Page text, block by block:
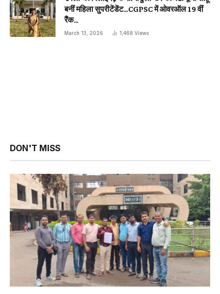
बनीं महिला सुपरीटेंडेंट…CGPSC में ओवरऑल 19 वीं
रैंक…
March 13, 2026 1,468 Views
DON'T MISS